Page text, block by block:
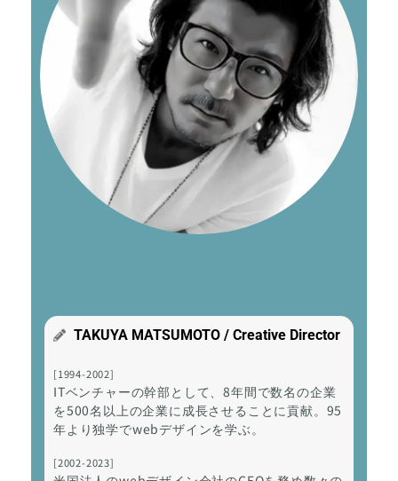
TAKUYA MATSUMOTO / Creative Director
[1994-2002]
ITベンチャーの幹部として、8年間で数名の企業
を500名以上の企業に成長させることに貢献。95
年より独学でwebデザインを学ぶ。
[2002-2023]